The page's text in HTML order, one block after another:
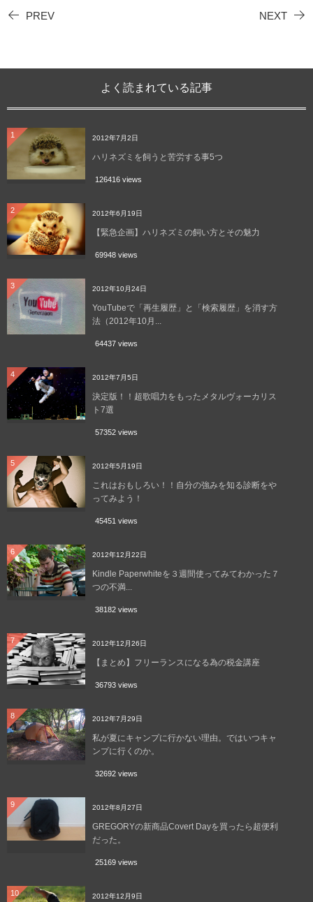
PREV NEXT
よく読まれている記事
1 2012年7月2日
ハリネズミを飼うと苦労する事5つ
126416 views
2 2012年6月19日
【緊急企画】ハリネズミの飼い方とその魅力
69948 views
3 2012年10月24日
YouTubeで「再生履歴」と「検索履歴」を消す方
法（2012年10月...
64437 views
4 2012年7月5日
決定版！！超歌唱力をもったメタルヴォーカリス
ト7選
57352 views
5 2012年5月19日
これはおもしろい！！自分の強みを知る診断をや
ってみよう！
45451 views
6 2012年12月22日
Kindle Paperwhiteを３週間使ってみてわかった７
つの不満...
38182 views
7 2012年12月26日
【まとめ】フリーランスになる為の税金講座
36793 views
8 2012年7月29日
私が夏にキャンプに行かない理由。ではいつキャ
ンプに行くのか。
32692 views
9 2012年8月27日
GREGORYの新商品Covert Dayを買ったら超便利
だった。
25169 views
10 2012年12月9日